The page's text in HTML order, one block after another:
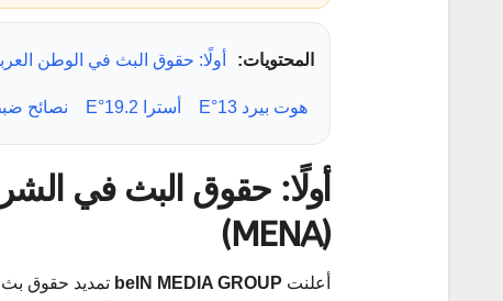
المحتويات: أولًا: حقوق البث في الوطن
هوت بيرد 13°E أسترا 19.2°E نصائح
أولًا: حقوق البث في
(MENA)
أعلنت beIN MEDIA GROUP